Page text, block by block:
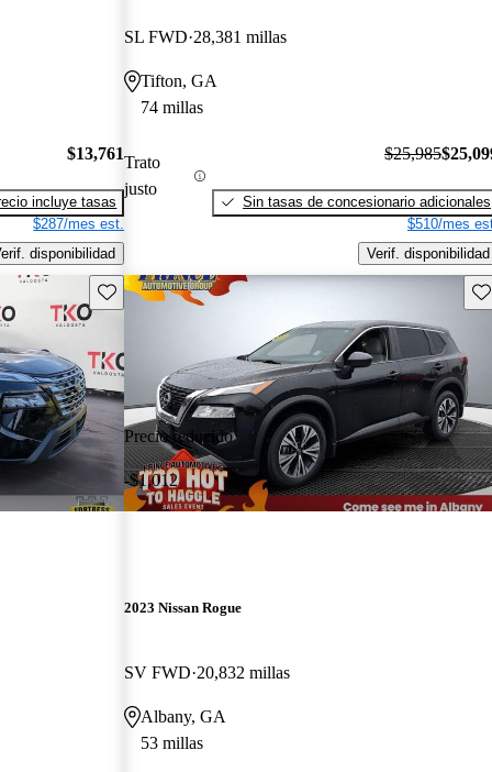
$13,761
incluye tasas
$287/mes est.
disponibilidad
SL FWD 28,381 millas
Tifton, GA
74 millas
Trato
justo
$25,985
Sin tasas de concesionario adicionales
$510/mes
Verif. disponibilidad
Guarda este Aviso
Precio reducido
-$1,012
2023 Nissan Rogue
SV FWD 20,832 millas
Albany, GA
53 millas